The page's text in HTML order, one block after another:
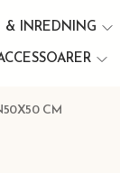
& INREDNING
CM